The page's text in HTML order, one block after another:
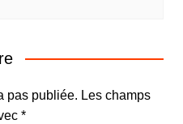
pas publiée. Les champs
*